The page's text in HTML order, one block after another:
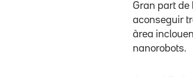
Gran part de
aconseguir
àrea
nanorobots.